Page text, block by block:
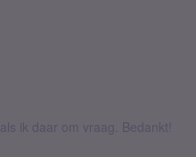
ik daar om vraag. Bedankt!